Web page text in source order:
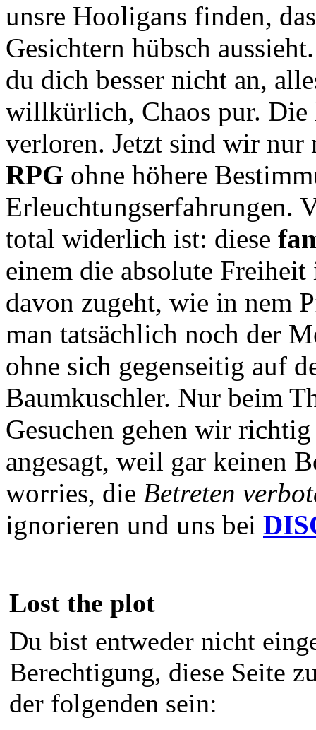
unsre Hooligans finden,
Gesichtern hübsch
du dich besser nicht an,
willkürlich, Chaos pur. Die
verloren. Jetzt sind wir nur
RPG ohne höhere
Erleuchtungserfahrungen.
total widerlich ist: diese
einem die absolute
davon zugeht, wie in nem
man tatsächlich noch der
ohne sich gegenseitig auf
Baumkuschler. Nur beim
Gesuchen gehen wir
angesagt, weil gar keinen
worries, die Betreten
ignorieren und uns bei
Lost the plot
Du bist entweder nicht
Berechtigung, diese Seite
der folgenden sein: